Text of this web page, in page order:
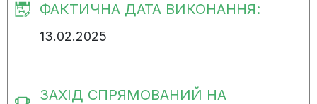
ФАКТИЧНА ДАТА ВИКОНАННЯ:
13.02.2025
ЗАХІД СПРЯМОВАНИЙ НА